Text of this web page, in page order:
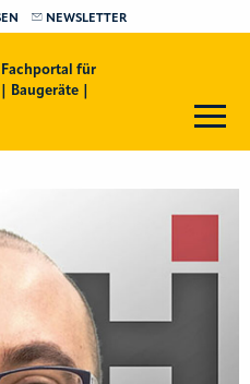
NEWSLETTER
Fachportal für
Baugeräte |